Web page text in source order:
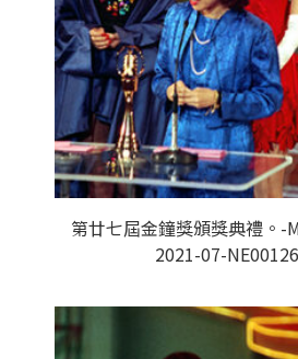
第廿七屆金鐘獎頒獎典禮。-
2021-07-